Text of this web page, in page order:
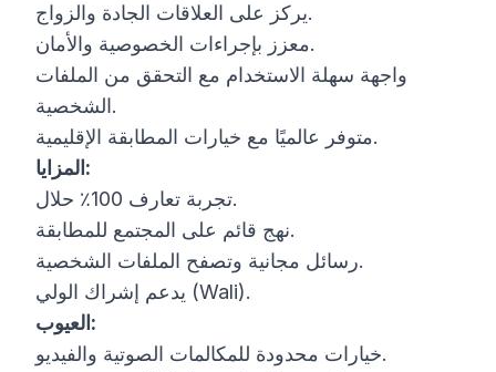
يركز على العلاقات الجادة والزواج.
معزز بإجراءات الخصوصية والأمان.
واجهة سهلة الاستخدام مع التحقق من الملفات
الشخصية.
متوفر عالميًا مع خيارات المطابقة الإقليمية.
المزايا:
تجربة تعارف 100٪ حلال.
نهج قائم على المجتمع للمطابقة.
رسائل مجانية وتصفح الملفات الشخصية.
يدعم إشراك الولي (Wali).
العيوب:
خيارات محدودة للمكالمات الصوتية والفيديو.